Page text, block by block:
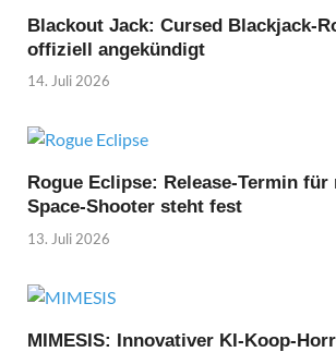
Blackout Jack: Cursed Blackjack-
offiziell angekündigt
14. Juli 2026
Rogue Eclipse: Release-Termin für
Space-Shooter steht fest
13. Juli 2026
MIMESIS: Innovativer KI-Koop-